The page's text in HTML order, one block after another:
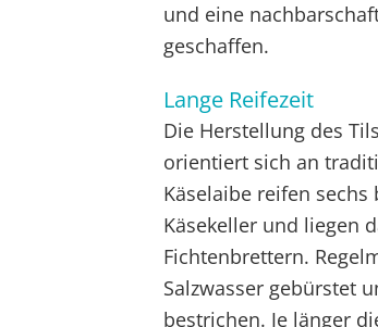
und eine
geschaffen.
Lange Reifezeit
Die Herstellung des
orientiert sich an
Käselaibe reifen
Käsekeller und liegen
Fichtenbrettern.
Salzwasser gebürstet
bestrichen. Je länger